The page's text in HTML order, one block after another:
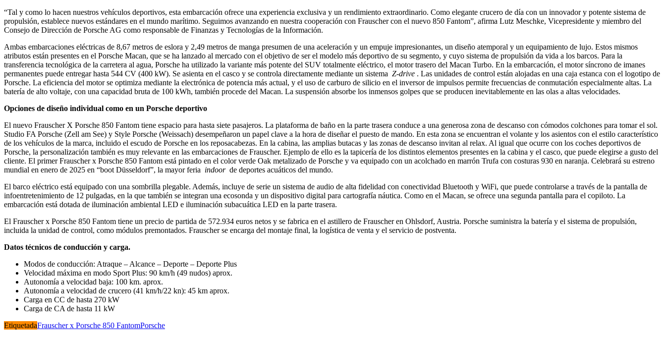
“Tal y como lo hacen nuestros vehículos deportivos, esta embarcación ofrece una experiencia exclusiva y un rendimiento extraordinario. Como elegante crucero de día con un innovador y potente sistema de
propulsión, establece nuevos estándares en el mundo marítimo. Seguimos avanzando en nuestra cooperación con Frauscher con el nuevo 850 Fantom”, afirma Lutz Meschke, Vicepresidente y miembro del
Consejo de Dirección de Porsche AG como responsable de Finanzas y Tecnologías de la Información.
Ambas embarcaciones eléctricas de 8,67 metros de eslora y 2,49 metros de manga presumen de una aceleración y un empuje impresionantes, un diseño atemporal y un equipamiento de lujo. Estos mismos
atributos están presentes en el Porsche Macan, que se ha lanzado al mercado con el objetivo de ser el modelo más deportivo de su segmento, y cuyo sistema de propulsión da vida a los barcos. Para la
transferencia tecnológica de la carretera al agua, Porsche ha utilizado la variante más potente del SUV totalmente eléctrico, el motor trasero del Macan Turbo. En la embarcación, el motor síncrono de imanes
permanentes puede entregar hasta 544 CV (400 kW). Se asienta en el casco y se controla directamente mediante un sistema Z-drive . Las unidades de control están alojadas en una caja estanca con el logotipo de
Porsche. La eficiencia del motor se optimiza mediante la electrónica de potencia más actual, y el uso de carburo de silicio en el inversor de impulsos permite frecuencias de conmutación especialmente altas. La
batería de alto voltaje, con una capacidad bruta de 100 kWh, también procede del Macan. La suspensión absorbe los inmensos golpes que se producen inevitablemente en las olas a altas velocidades.
Opciones de diseño individual como en un Porsche deportivo
El nuevo Frauscher X Porsche 850 Fantom tiene espacio para hasta siete pasajeros. La plataforma de baño en la parte trasera conduce a una generosa zona de descanso con cómodos colchones para tomar el sol.
Studio FA Porsche (Zell am See) y Style Porsche (Weissach) desempeñaron un papel clave a la hora de diseñar el puesto de mando. En esta zona se encuentran el volante y los asientos con el estilo característico
de los vehículos de la marca, incluido el escudo de Porsche en los reposacabezas. En la cabina, las amplias butacas y las zonas de descanso invitan al relax. Al igual que ocurre con los coches deportivos de
Porsche, la personalización también es muy relevante en las embarcaciones de Frauscher. Ejemplo de ello es la tapicería de los distintos elementos presentes en la cabina y el casco, que puede elegirse a gusto del
cliente. El primer Frauscher x Porsche 850 Fantom está pintado en el color verde Oak metalizado de Porsche y va equipado con un acolchado en marrón Trufa con costuras 930 en naranja. Celebrará su estreno
mundial en enero de 2025 en “boot Düsseldorf”, la mayor feria indoorde deportes acuáticos del mundo.
El barco eléctrico está equipado con una sombrilla plegable. Además, incluye de serie un sistema de audio de alta fidelidad con conectividad Bluetooth y WiFi, que puede controlarse a través de la pantalla de
infoentretenimiento de 12 pulgadas, en la que también se integran una ecosonda y un dispositivo digital para cartografía náutica. Como en el Macan, se ofrece una segunda pantalla para el copiloto. La
embarcación está dotada de iluminación ambiental LED e iluminación subacuática LED en la parte trasera.
El Frauscher x Porsche 850 Fantom tiene un precio de partida de 572.934 euros netos y se fabrica en el astillero de Frauscher en Ohlsdorf, Austria. Porsche suministra la batería y el sistema de propulsión,
incluida la unidad de control, como módulos premontados. Frauscher se encarga del montaje final, la logística de venta y el servicio de postventa.
Datos técnicos de conducción y carga.
Modos de conducción: Atraque – Alcance – Deporte – Deporte Plus
Velocidad máxima en modo Sport Plus: 90 km/h (49 nudos) aprox.
Autonomía a velocidad baja: 100 km. aprox.
Autonomía a velocidad de crucero (41 km/h/22 kn): 45 km aprox.
Carga en CC de hasta 270 kW
Carga de CA de hasta 11 kW
EtiquetadaFrauscher x Porsche 850 FantomPorsche